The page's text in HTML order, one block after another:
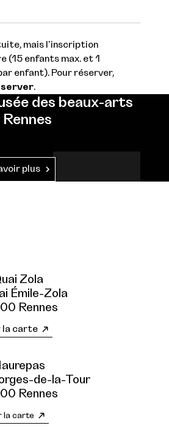
mais l'inscription
(15 enfants max. et 1
enfant). Pour réserver,
.
des beaux-arts
Rennes
plus
Zola
Émile-Zola
Rennes
la carte
de-la-Tour
Rennes
la carte